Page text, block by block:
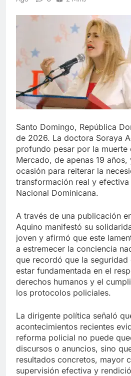
Santo Domingo, República
de 2026. La doctora Soraya
profundo pesar por la muerte
Mercado, de apenas 19
ocasión para reiterar la
transformación real y efectiva
Nacional Dominicana.
A través de una publicación
Aquino manifestó su
joven y afirmó que este
a estremecer la conciencia
que recordó que la seguridad
estar fundamentada en el
derechos humanos y el
los protocolos policiales.
La dirigente política señaló
acontecimientos recientes
reforma policial no puede
discursos o anuncios, sino
resultados concretos, mayor
supervisión efectiva y